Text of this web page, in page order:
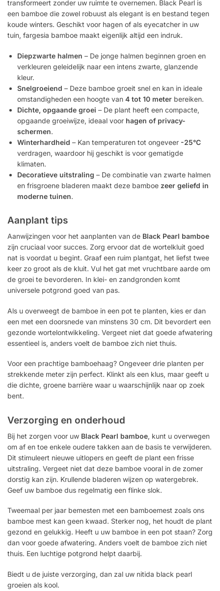
transformeert zonder uw ruimte te overnemen. Black Pearl is
een bamboe die zowel robuust als elegant is en bestand tegen
koude winters. Geschikt voor hagen of als eyecatcher in uw
tuin, fargesia bamboe maakt eigenlijk altijd een indruk.
Diepzwarte halmen – De jonge halmen beginnen groen en
verkleuren geleidelijk naar een intens zwarte, glanzende
kleur.
Snelgroeiend – Deze bamboe groeit snel en kan in ideale
omstandigheden een hoogte van 4 tot 10 meter bereiken.
Dichte, opgaande groei – De plant heeft een compacte,
opgaande groeiwijze, ideaal voor hagen of privacy-
schermen.
Winterhardheid – Kan temperaturen tot ongeveer -25°C
verdragen, waardoor hij geschikt is voor gematigde
klimaten.
Decoratieve uitstraling – De combinatie van zwarte halmen
en frisgroene bladeren maakt deze bamboe zeer geliefd in
moderne tuinen.
Aanplant tips
Aanwijzingen voor het aanplanten van de Black Pearl bamboe
zijn cruciaal voor succes. Zorg ervoor dat de wortelkluit goed
nat is voordat u begint. Graaf een ruim plantgat, het liefst twee
keer zo groot als de kluit. Vul het gat met vruchtbare aarde om
de groei te bevorderen. In klei- en zandgronden komt
universele potgrond goed van pas.
Als u overweegt de bamboe in een pot te planten, kies er dan
een met een doorsnede van minstens 30 cm. Dit bevordert een
gezonde wortelontwikkeling. Vergeet niet dat goede afwatering
essentieel is, anders voelt de bamboe zich niet thuis.
Voor een prachtige bamboehaag? Ongeveer drie planten per
strekkende meter zijn perfect. Klinkt als een klus, maar geeft u
die dichte, groene barrière waar u waarschijnlijk naar op zoek
bent.
Verzorging en onderhoud
Bij het zorgen voor uw Black Pearl bamboe, kunt u overwegen
om af en toe enkele oudere takken aan de basis te verwijderen.
Dit stimuleert nieuwe uitlopers en geeft de plant een frisse
uitstraling. Vergeet niet dat deze bamboe vooral in de zomer
dorstig kan zijn. Krullende bladeren wijzen op watergebrek.
Geef uw bamboe dus regelmatig een flinke slok.
Tweemaal per jaar bemesten met een bamboemest zoals ons
bamboe mest kan geen kwaad. Sterker nog, het houdt de plant
gezond en gelukkig. Heeft u uw bamboe in een pot staan? Zorg
dan voor goede afwatering. Anders voelt de bamboe zich niet
thuis. Een luchtige potgrond helpt daarbij.
Biedt u de juiste verzorging, dan zal uw nitida black pearl
groeien als kool.